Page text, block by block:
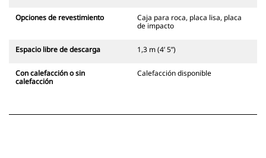
Opciones de revestimiento
Caja para roca, placa lisa, placa
de impacto
Espacio libre de descarga 1,3 m (4’ 5”)
Con calefacción o sin
calefacción
Calefacción disponible